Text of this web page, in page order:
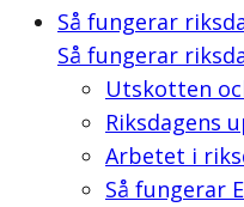
Så fungerar
Så fungerar
Utskotten
Riksdagens
Arbetet i
Så fungerar